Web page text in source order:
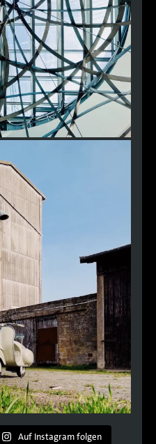
Auf Instagram folgen